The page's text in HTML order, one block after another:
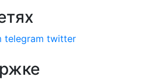
telegram twitter